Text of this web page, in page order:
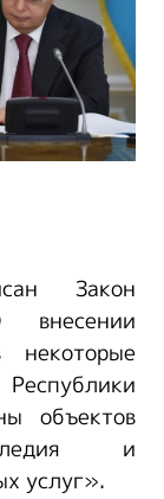
Закон
внесении
объектов
и
услуг».